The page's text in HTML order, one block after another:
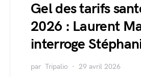
Gel des tarifs
2026 : Laurent
interroge
par Tripalio 29 avril 2026